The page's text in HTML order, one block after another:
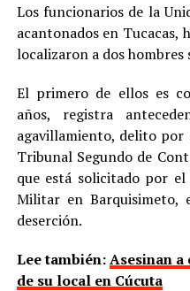
Los funcionarios de la
acantonados en Tucacas,
localizaron a dos hombres
El primero de ellos es
años, registra
agavillamiento, delito
Tribunal Segundo de
que está solicitado por
Militar en Barquisimeto,
deserción.
Lee también:Asesinan
de su local en Cúcuta